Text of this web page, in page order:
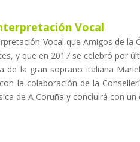
Vocal
Vocal que Amigos de
y que en 2017 se celebró por
de la gran soprano italiana
la colaboración de la
de A Coruña y concluirá con